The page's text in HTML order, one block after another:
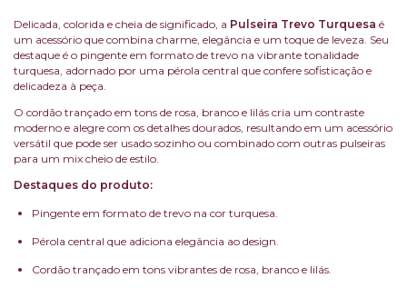
Delicada, colorida e cheia de significado, a Pulseira Trevo Turquesa é
um acessório que combina charme, elegância e um toque de leveza. Seu
destaque é o pingente em formato de trevo na vibrante tonalidade
turquesa, adornado por uma pérola central que confere sofisticação e
delicadeza à peça.
O cordão trançado em tons de rosa, branco e lilás cria um contraste
moderno e alegre com os detalhes dourados, resultando em um acessório
versátil que pode ser usado sozinho ou combinado com outras pulseiras
para um mix cheio de estilo.
Destaques do produto:
Pingente em formato de trevo na cor turquesa.
Pérola central que adiciona elegância ao design.
Cordão trançado em tons vibrantes de rosa, branco e lilás.